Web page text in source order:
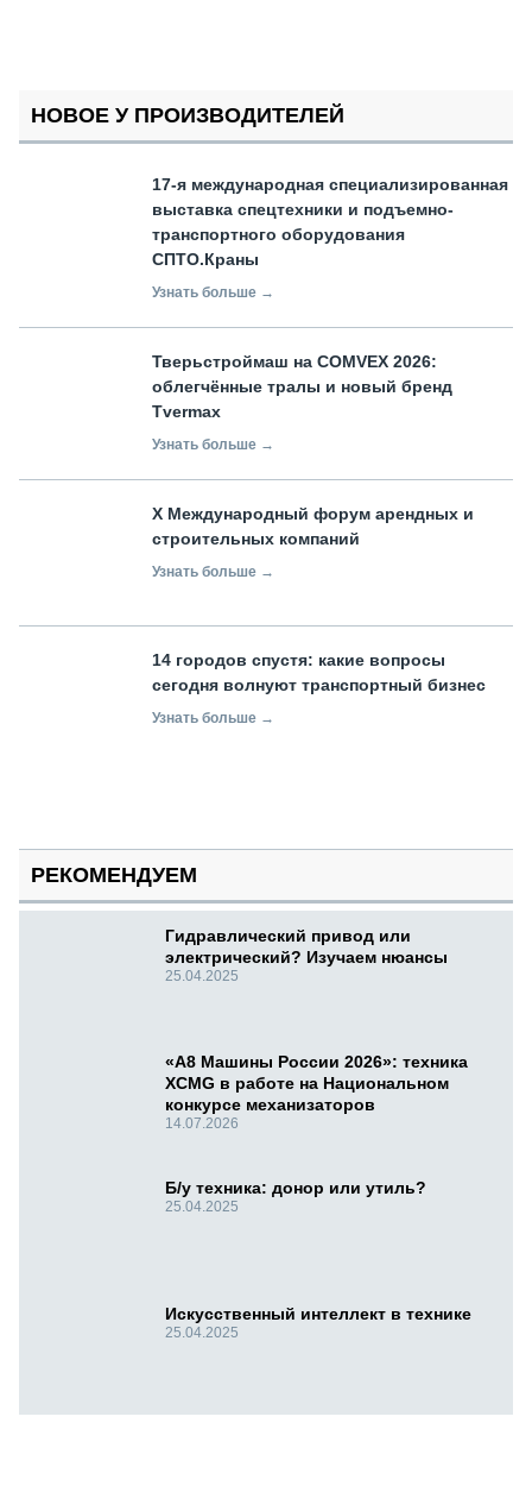
НОВОЕ У ПРОИЗВОДИТЕЛЕЙ
17-я международная специализированная
выставка спецтехники и подъемно-
транспортного оборудования
СПТО.Краны
Узнать больше →
Тверьстроймаш на COMVEX 2026:
облегчённые тралы и новый бренд
Tvermax
Узнать больше →
X Международный форум арендных и
строительных компаний
Узнать больше →
14 городов спустя: какие вопросы
сегодня волнуют транспортный бизнес
Узнать больше →
РЕКОМЕНДУЕМ
Гидравлический привод или
электрический? Изучаем нюансы
25.04.2025
«А8 Машины России 2026»: техника
XCMG в работе на Национальном
конкурсе механизаторов
14.07.2026
Б/у техника: донор или утиль?
25.04.2025
Искусственный интеллект в технике
25.04.2025